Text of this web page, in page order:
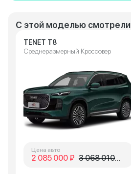
С этой моделью смотрели
TENET T8
Среднеразмерный Кроссовер
Цена авто
2 085 000 ₽ 3 068 010 ₽